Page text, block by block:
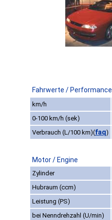
Fahrwerte / Performance
km/h
0-100 km/h (sek)
Verbrauch (L/100 km)(faq)
Motor / Engine
Zylinder
Hubraum (ccm)
Leistung (PS)
bei Nenndrehzahl (U/min)